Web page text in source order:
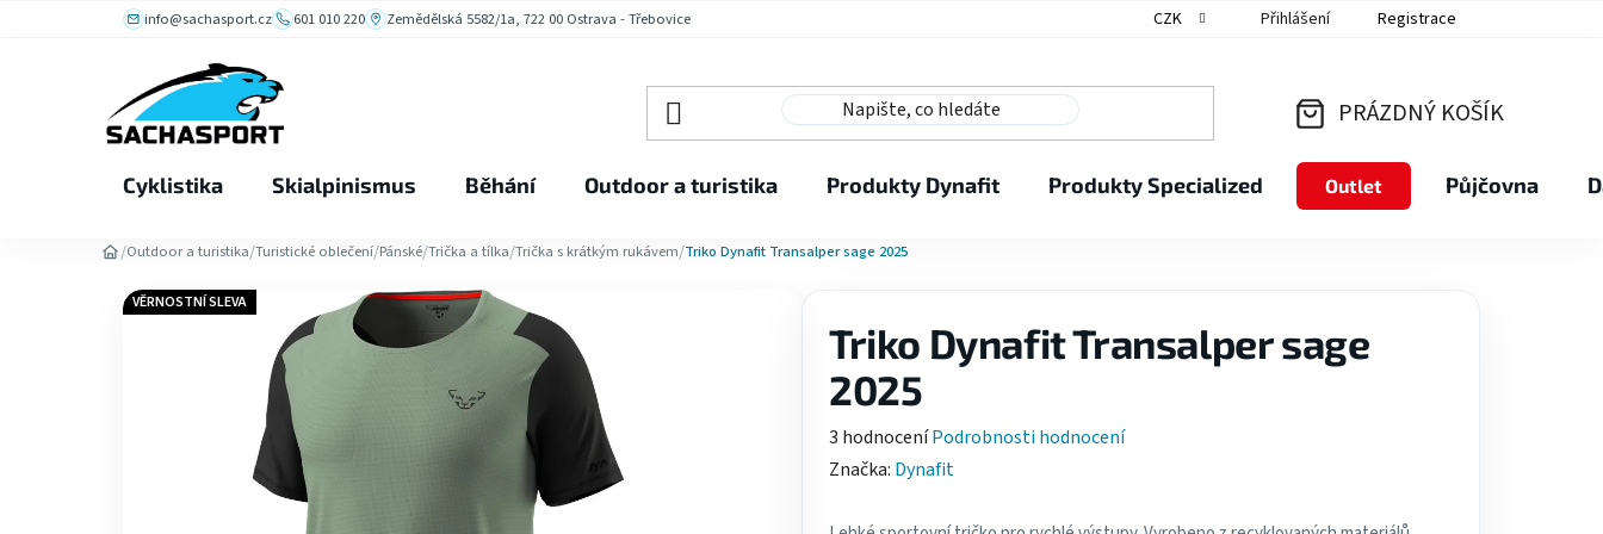
info@sachasport.cz 601 010 220 Zemědělská 5582/1a, 722 00 Ostrava - Třebovice CZK Přihlášení Registrace
KOŠÍK
PRÁZDNÝ KOŠÍK
Cyklistika Skialpinismus Běhání Outdoor a turistika Produkty Dynafit Produkty Specialized Outlet Půjčovna
/Outdoor a turistika/Turistické oblečení/Pánské/Trička a tílka/Trička s krátkým rukávem/Triko Dynafit Transalper sage 2025
Triko Dynafit Transalper sage
2025
Průměrné
hodnocení
3 hodnoceníPodrobnosti hodnocení
Značka: Dynafit
VĚRNOSTNÍ SLEVA